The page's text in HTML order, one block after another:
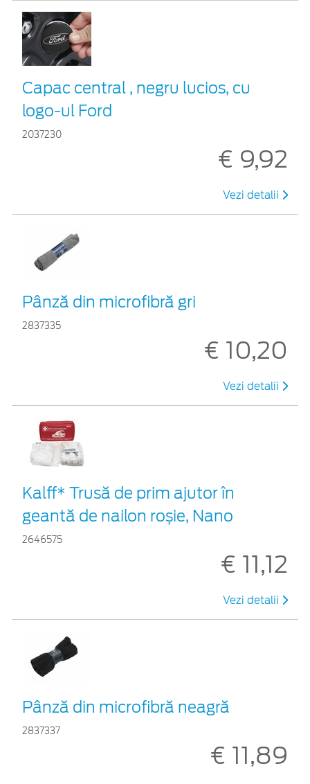
Capac central , negru lucios, cu
logo-ul Ford
2037230
€ 9,92
Vezi detalii
Pânză din microfibră gri
2837335
€ 10,20
Vezi detalii
Kalff* Trusă de prim ajutor în
geantă de nailon roșie, Nano
2646575
€ 11,12
Vezi detalii
Pânză din microfibră neagră
2837337
€ 11,89